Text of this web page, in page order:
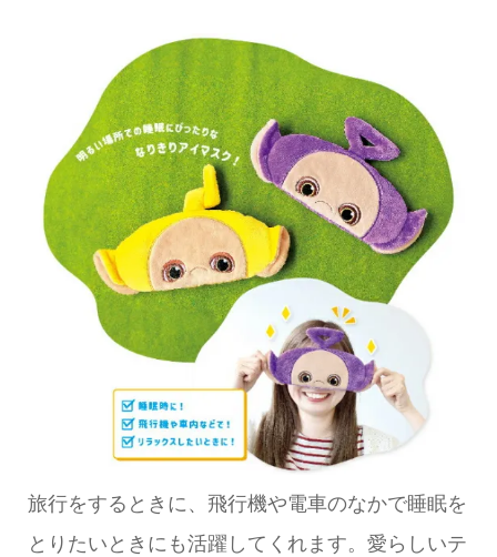
旅行をするときに、飛行機や電車のなかで睡眠を
とりたいときにも活躍してくれます。愛らしいテ